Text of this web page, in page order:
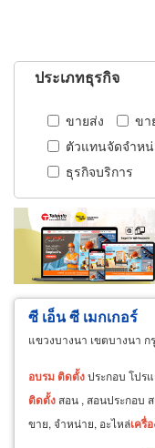
ประเภทธุรกิจ
ขายส่ง ขา
ตัวแทนจัดจำห
ธุรกิจบริการ
ซี เอ็น ซี เมกเกอร์
แขวงบางนา เขตบางนา ก
อบรม ติดตั้งประกอบ โปร
ติดตั้ง สอน , สอนประกอบ
ขาย, จำหน่าย, อะไหล่เครื่